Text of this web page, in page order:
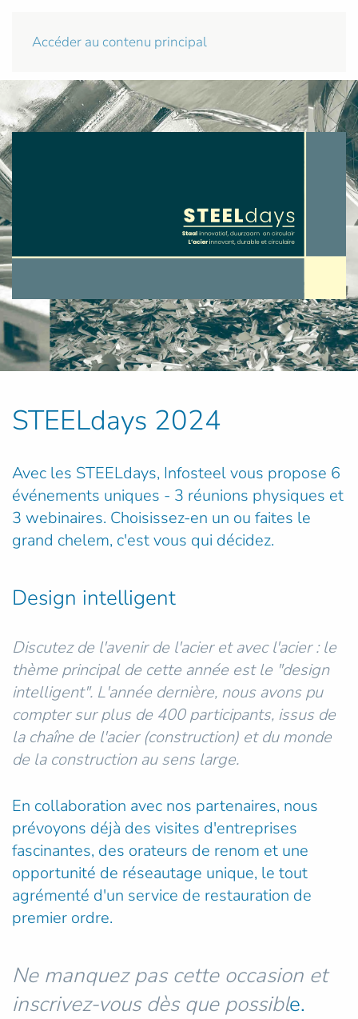
Accéder au contenu principal
STEELdays 2024
Avec les STEELdays, Infosteel vous propose 6
événements uniques - 3 réunions physiques et
3 webinaires. Choisissez-en un ou faites le
grand chelem, c'est vous qui décidez.
Design intelligent
Discutez de l'avenir de l'acier et avec l'acier : le
thème principal de cette année est le "design
intelligent". L'année dernière, nous avons pu
compter sur plus de 400 participants, issus de
la chaîne de l'acier (construction) et du monde
de la construction au sens large.
En collaboration avec nos partenaires, nous
prévoyons déjà des visites d'entreprises
fascinantes, des orateurs de renom et une
opportunité de réseautage unique, le tout
agrémenté d'un service de restauration de
premier ordre.
Ne manquez pas cette occasion et
inscrivez-vous dès que possible.